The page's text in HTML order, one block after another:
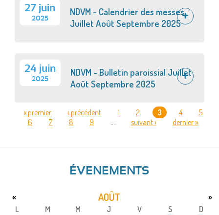
27 juin
2025
NDVM - Calendrier des messes
Juillet Août Septembre 2025
24 juin
2025
NDVM - Bulletin paroissial Juillet
Août Septembre 2025
PAGES
« premier ‹ précédent 1 2 3 4
5
6
7 8 9 … suivant › dernier »
ÉVENEMENTS
AOÛT
« »
L M M J V S
D